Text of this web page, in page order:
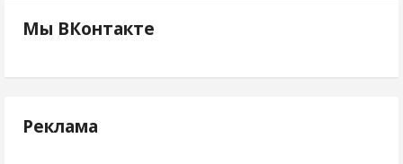
Мы ВКонтакте
Реклама